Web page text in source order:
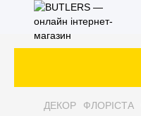
ДЕКОР ФЛОРІСТА